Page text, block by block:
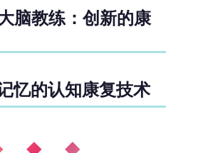
脑教练：创新的康
忆的认知康复技术